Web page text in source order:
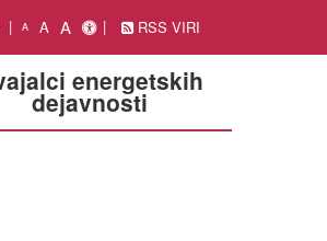
A A A RSS VIRI
energetskih
dejavnosti